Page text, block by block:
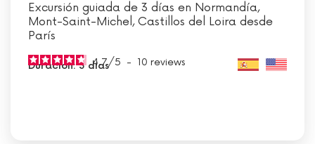
Excursión guiada de 3 días en Normandía,
Mont-Saint-Michel, Castillos del Loira desde
París
4.7/5 - 10 reviews
Duración: 3 días